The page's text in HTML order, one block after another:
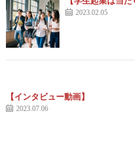
2023.02.05
【インタビュー動画】
2023.07.06